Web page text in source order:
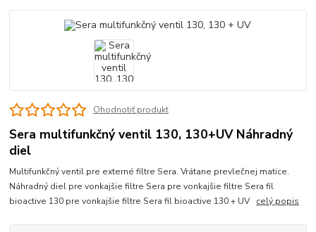
Ohodnotiť produkt
Sera multifunkčný ventil 130, 130+UV Náhradný
diel
Multifunkčný ventil pre externé filtre Sera. Vrátane prevlečnej matice.
Náhradný diel pre vonkajšie filtre Sera pre vonkajšie filtre Sera fil
bioactive 130 pre vonkajšie filtre Sera fil bioactive 130 + UV celý popis